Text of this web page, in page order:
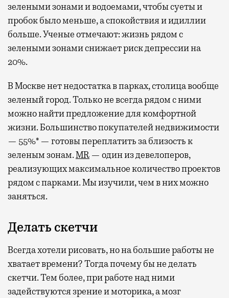
зелеными зонами и водоемами, чтобы суеты и
пробок было меньше, а спокойствия и идиллии
больше. Ученые отмечают: жизнь рядом с
зелеными зонами снижает риск депрессии на
20%.
В Москве нет недостатка в парках, столица вообще
зеленый город. Только не всегда рядом с ними
можно найти предложение для комфортной
жизни. Большинство покупателей недвижимости
— 55%* — готовы переплатить за близость к
зеленым зонам.MR — один из девелоперов,
реализующих максимальное количество проектов
рядом с парками. Мы изучили, чем в них можно
заняться.
Делать скетчи
Всегда хотели рисовать, но на большие работы не
хватает времени? Тогда почему бы не делать
скетчи. Тем более, при работе над ними
задействуются зрение и моторика, а мозг